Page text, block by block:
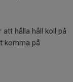
hålla håll koll på
komma på